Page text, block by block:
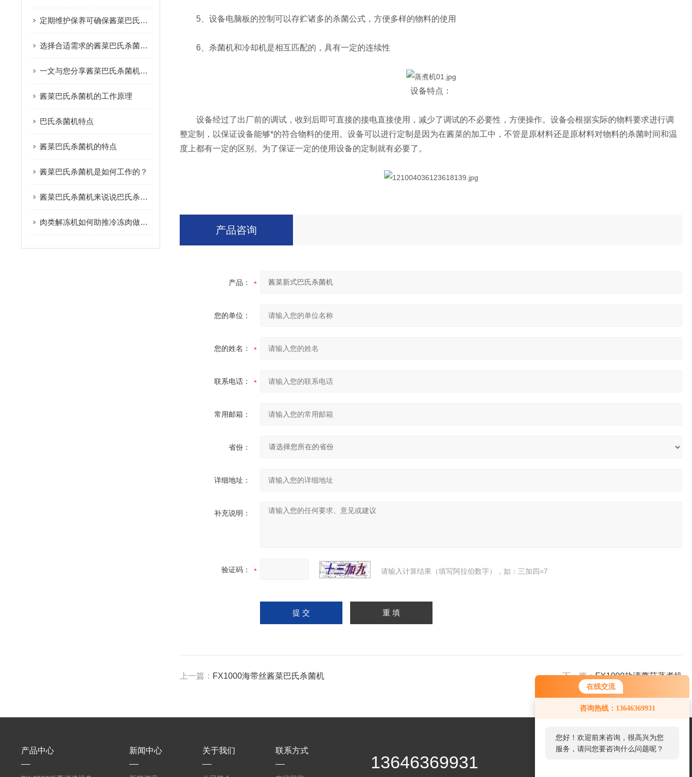
在线交流
咨询热线：13646369931
服务，请问您要咨询什么问题呢？
您好，看您停留很久了，是否找到
了需求产品，您可以直接在线与我
定期维护保养可确保酱菜巴氏杀菌机的安全性
选择合适需求的酱菜巴氏杀菌机可确保有效的杀菌和保护
一文与您分享酱菜巴氏杀菌机的结构组成
酱菜巴氏杀菌机的工作原理
巴氏杀菌机特点
酱菜巴氏杀菌机的特点
酱菜巴氏杀菌机是如何工作的？
酱菜巴氏杀菌机来说说巴氏杀菌机的历史由来
肉类解冻机如何助推冷冻肉做原料的常态化
5、设备电脑板的控制可以存贮诸多的杀菌公式，方便多样的物料的使用
6、杀菌机和冷却机是相互匹配的，具有一定的连续性
设备特点：
设备经过了出厂前的调试，收到后即可直接的接电直接使用，减少了调试的不必要性，方便操作。设备会根据实际的物料要求进行调
整定制，以保证设备能够*的符合物料的使用。设备可以进行定制是因为在酱菜的加工中，不管是原材料还是原材料对物料的杀菌时间和温
度上都有一定的区别。为了保证一定的使用设备的定制就有必要了。
产品咨询
产品：
您的单位：
您的姓名：
联系电话：
常用邮箱：
省份：
详细地址：
补充说明：
验证码： 请输入计算结果（填写阿拉伯数字），如：三加四=7
上一篇： FX1000海带丝酱菜巴氏杀菌机 下一篇：FX1000盐渍蘑菇蒸煮机
产品中心 新闻中心 关于我们 联系方式
13646369931